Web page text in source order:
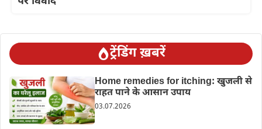
ट्रेंडिंग ख़बरें
Home remedies for itching: खुजली से
राहत पाने के आसान उपाय
03.07.2026